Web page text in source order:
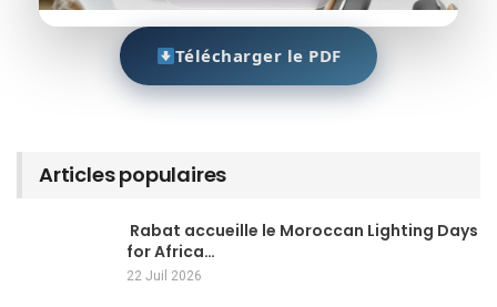
Télécharger le PDF
Articles populaires
Rabat accueille le Moroccan Lighting Days
for Africa…
22 Juil 2026